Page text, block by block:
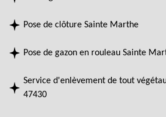
Pose de clôture Sainte Marthe
Pose de gazon en rouleau Sainte
Service d'enlèvement de tout
47430